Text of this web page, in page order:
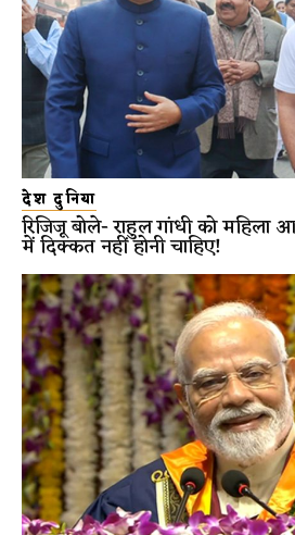
देश दुनिया
रिजिजू बोले- राहुल गांधी को महिला
में दिक्कत नहीं होनी चाहिए!